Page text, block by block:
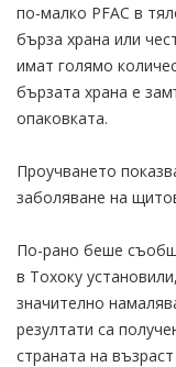
по-малко PFAC в
бърза храна или
имат голямо
бързата храна е
опаковката.
Проучването
заболяване на
По-рано беше
в Тохоку
значително
резултати са
страната на